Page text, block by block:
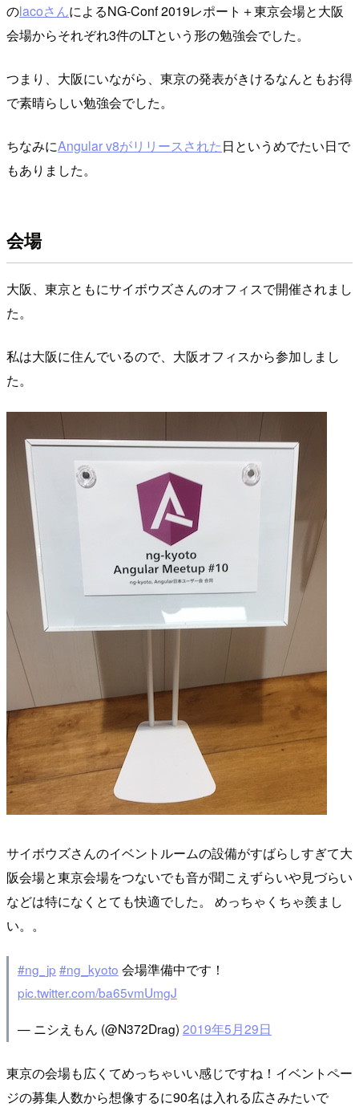
のlacoさんによるNG-Conf 2019レポート＋東京会場と大阪
会場からそれぞれ3件のLTという形の勉強会でした。
つまり、大阪にいながら、東京の発表がきけるなんともお得
で素晴らしい勉強会でした。
ちなみにAngular v8がリリースされた日というめでたい日で
もありました。
会場
大阪、東京ともにサイボウズさんのオフィスで開催されまし
た。
私は大阪に住んでいるので、大阪オフィスから参加しまし
た。
サイボウズさんのイベントルームの設備がすばらしすぎて大
阪会場と東京会場をつないでも音が聞こえずらいや見づらい
などは特になくとても快適でした。 めっちゃくちゃ羨まし
い。。
#ng_jp #ng_kyoto 会場準備中です！
pic.twitter.com/ba65vmUmgJ
— ニシえもん (@N372Drag) 2019年5月29日
東京の会場も広くてめっちゃいい感じですね！イベントペー
ジの募集人数から想像するに90名は入れる広さみたいで